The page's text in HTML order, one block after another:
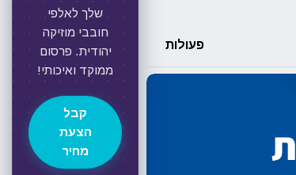
פעולות
שלך לאלפי
חובבי מוזיקה
יהודית. פרסום
ממוקד ואיכותי!
קבל
הצעת
מחיר